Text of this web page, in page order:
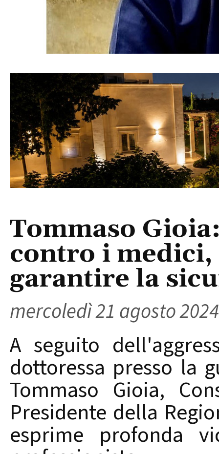
Tommaso
contro i
garantire la
mercoledì 21 agosto 2024
A seguito
dottoressa presso la
Tommaso Gioia,
Presidente della
esprime profonda